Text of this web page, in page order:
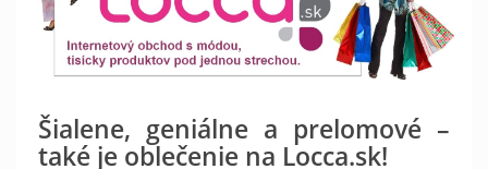
Šialene, geniálne a prelomové –
také je oblečenie na Locca.sk!